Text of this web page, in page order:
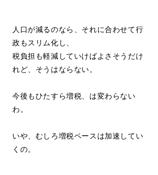
人口が減るのなら、それに合わせて行
政もスリム化し、
税負担も軽減していけばよさそうだけ
れど、そうはならない。
今後もひたすら増税、は変わらない
わ。
いや、むしろ増税ペースは加速してい
くの。